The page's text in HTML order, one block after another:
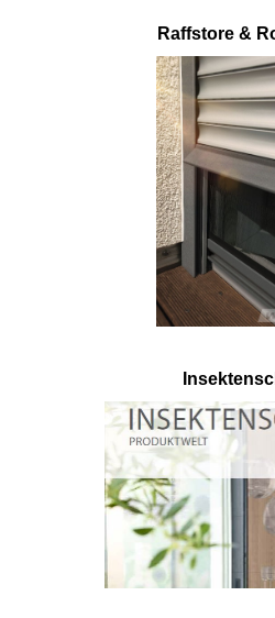
Raffstore &